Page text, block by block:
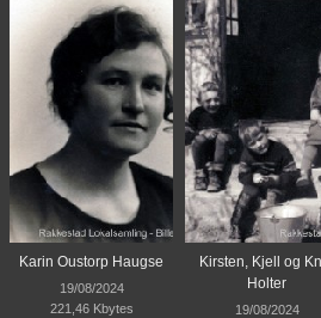
Karin Oustorp Haugse
19/08/2024
221,46 Kbytes
Kirsten, Kjell og
Holter
19/08/2024